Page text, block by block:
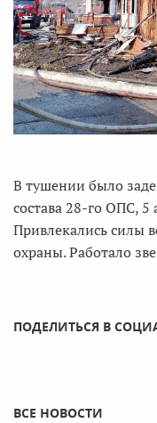
В тушении было
состава 28-го ОПС, 5
Привлекались силы
охраны. Работало
ПОДЕЛИТЬСЯ В
ВСЕ НОВОСТИ